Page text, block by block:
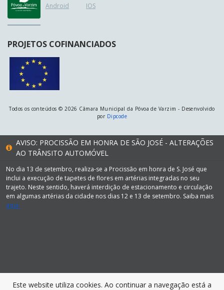
Android IOS
PROJETOS COFINANCIADOS
Todos os conteúdos © 2026 Câmara Municipal da Póvoa de Varzim - Desenvolvido
por Dipcode
AVISO: PROCISSÃO EM HONRA DE SÃO JOSÉ - ALTERAÇÕES
AO TRÂNSITO AUTOMÓVEL
No dia 13 de setembro, realiza-se a Procissão em honra de S. José que
inclui a execução de tapetes de flores em artérias integradas no seu
trajeto. Neste sentido, haverá interdição de estacionamento e circulação
em algumas artérias da cidade nos dias 12 e 13 de setembro. Saiba mais
aqui.
Este website utiliza cookies. Ao continuar a navegação está a